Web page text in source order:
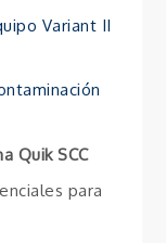
Variant II
Quik SCC
para